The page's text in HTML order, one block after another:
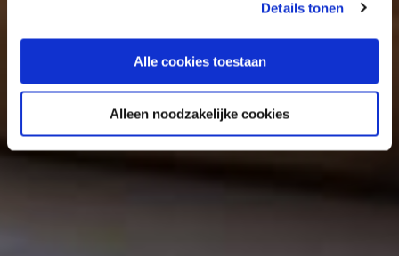
Details tonen
Alle cookies toestaan
Alleen noodzakelijke cookies